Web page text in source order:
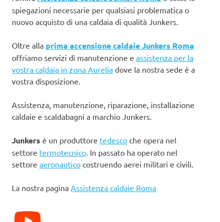
spiegazioni necessarie per qualsiasi problematica o
nuovo acquisto di una caldaia di qualità Junkers.
Oltre alla prima accensione caldaie Junkers Roma
offriamo servizi di manutenzione e assistenza per la
vostra caldaia in zona Aurelia dove la nostra sede è a
vostra disposizione.
Assistenza, manutenzione, riparazione, installazione
caldaie e scaldabagni a marchio Junkers.
Junkers è un produttore tedesco che opera nel
settore termotecnico . In passato ha operato nel
settore aeronautico costruendo aerei militari e civili.
La nostra pagina Assistenza caldaie Roma